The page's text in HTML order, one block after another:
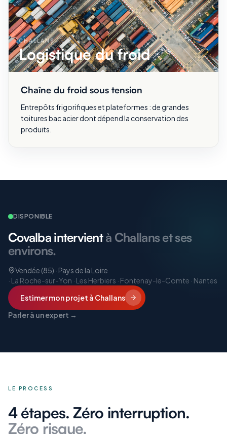
CHALLANS
Logistique du froid
Chaîne du froid sous tension
Entrepôts frigorifiques et plateformes : de grandes
toitures bac acier dont dépend la conservation des
produits.
DISPONIBLE
Covalba intervientà Challans et ses
environs.
Vendée (85) · Pays de la Loire
· La Roche-sur-Yon · Les Herbiers · Fontenay-le-Comte · Nantes
Estimer mon projet à Challans
Parler à un expert →
LE PROCESS
4 étapes. Zéro interruption.
Zéro risque.